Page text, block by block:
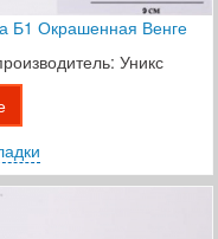
Б1 Окрашенная Венге
Уникс